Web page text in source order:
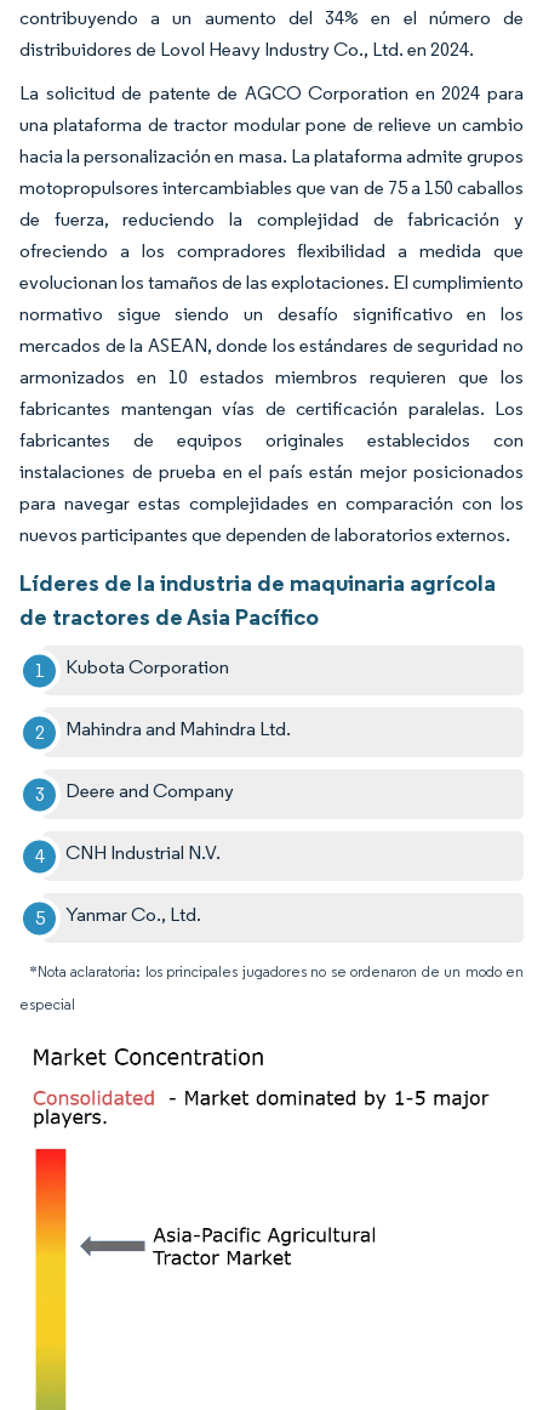
contribuyendo a un aumento del 34% en el número de
distribuidores de Lovol Heavy Industry Co., Ltd. en 2024.
La solicitud de patente de AGCO Corporation en 2024 para
una plataforma de tractor modular pone de relieve un cambio
hacia la personalización en masa. La plataforma admite grupos
motopropulsores intercambiables que van de 75 a 150 caballos
de fuerza, reduciendo la complejidad de fabricación y
ofreciendo a los compradores flexibilidad a medida que
evolucionan los tamaños de las explotaciones. El cumplimiento
normativo sigue siendo un desafío significativo en los
mercados de la ASEAN, donde los estándares de seguridad no
armonizados en 10 estados miembros requieren que los
fabricantes mantengan vías de certificación paralelas. Los
fabricantes de equipos originales establecidos con
instalaciones de prueba en el país están mejor posicionados
para navegar estas complejidades en comparación con los
nuevos participantes que dependen de laboratorios externos.
Líderes de la industria de maquinaria agrícola
de tractores de Asia Pacífico
Kubota Corporation
Mahindra and Mahindra Ltd.
Deere and Company
CNH Industrial N.V.
Yanmar Co., Ltd.
*Nota aclaratoria: los principales jugadores no se ordenaron de un modo en
especial